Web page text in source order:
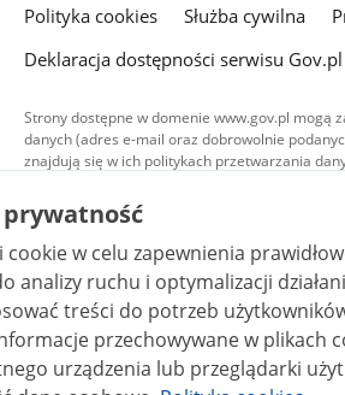
gov.pl
Polityka cookies Służba cywilna
Deklaracja dostępności serwisu Gov.pl
Strony dostępne w domenie www.gov.pl mogą
danych (adres e-mail oraz dobrowolnie
znajdują się w ich politykach przetwarzania
Treści tekstowe publikowane w
udostępniane na licencji typu
warunkach 4.0 (CC BY-SA 4.0).
są udostępniane na licencji typu
bez utworów zależnych 4.0 (CC
w celu zapewnienia
ruchu i optymalizacji działania
treści do potrzeb
urządzenia lub przeglądarki